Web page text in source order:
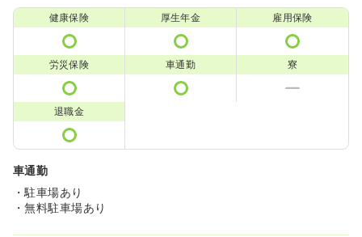
健康保険 厚生年金 雇用保険
労災保険 車通勤 寮
退職金
車通勤
・駐車場あり
・無料駐車場あり